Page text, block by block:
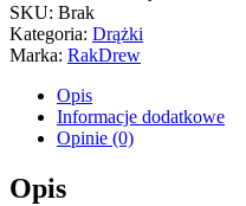
SKU: Brak
Kategoria: Drążki
Marka: RakDrew
Opis
Informacje dodatkowe
Opinie (0)
Opis